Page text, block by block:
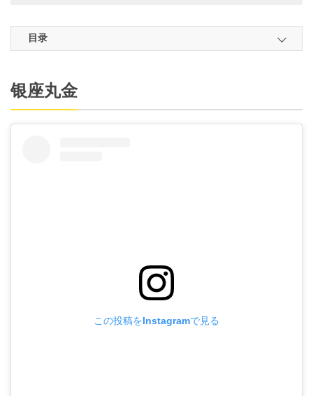
目录
银座丸金
この投稿をInstagramで見る